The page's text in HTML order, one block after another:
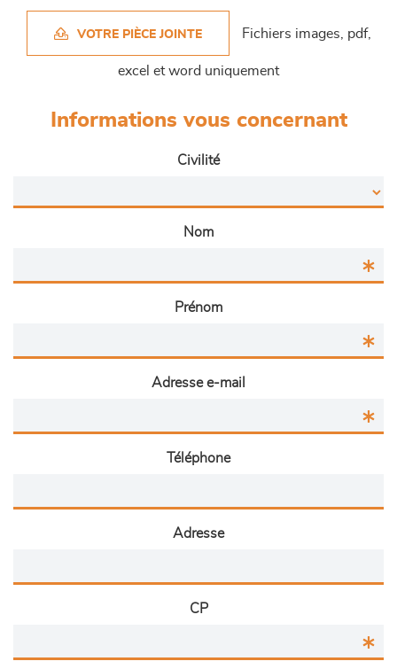
VOTRE PIÈCE JOINTE Fichiers images, pdf,
excel et word uniquement
Informations vous concernant
Civilité
Nom
Prénom
Adresse e-mail
Téléphone
Adresse
CP